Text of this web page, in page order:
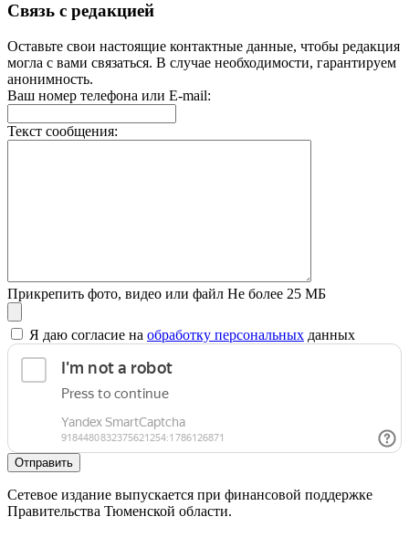
Связь с редакцией
Оставьте свои настоящие контактные данные, чтобы редакция
могла с вами связаться. В случае необходимости, гарантируем
анонимность.
Ваш номер телефона или E-mail:
Текст сообщения:
Прикрепить фото, видео или файл Не более 25 МБ
Я даю согласие на обработку персональных данных
Отправить
Сетевое издание выпускается при финансовой поддержке
Правительства Тюменской области.